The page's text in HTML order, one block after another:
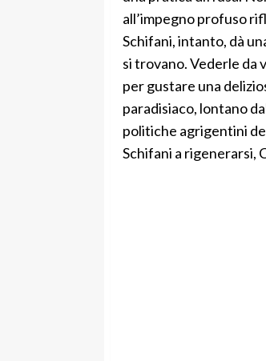
all’impegno profuso
Schifani, intanto, dà
si trovano. Vederle
per gustare una
paradisiaco, lontano
politiche agrigentini
Schifani a rigenerarsi,